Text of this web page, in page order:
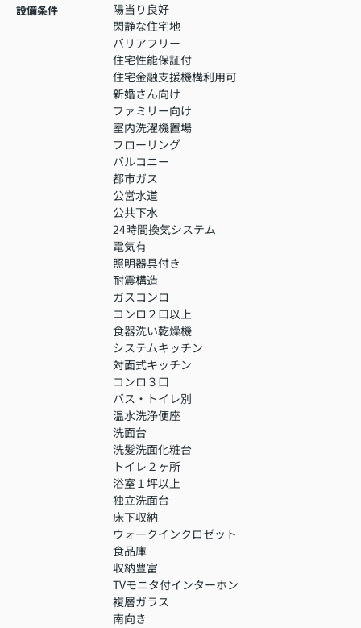
設備条件
陽当り良好
閑静な住宅地
バリアフリー
住宅性能保証付
住宅金融支援機構利用可
新婚さん向け
ファミリー向け
室内洗濯機置場
フローリング
バルコニー
都市ガス
公営水道
公共下水
24時間換気システム
電気有
照明器具付き
耐震構造
ガスコンロ
コンロ２口以上
食器洗い乾燥機
システムキッチン
対面式キッチン
コンロ３口
バス・トイレ別
温水洗浄便座
洗面台
洗髪洗面化粧台
トイレ２ヶ所
浴室１坪以上
独立洗面台
床下収納
ウォークインクロゼット
食品庫
収納豊富
TVモニタ付インターホン
複層ガラス
南向き